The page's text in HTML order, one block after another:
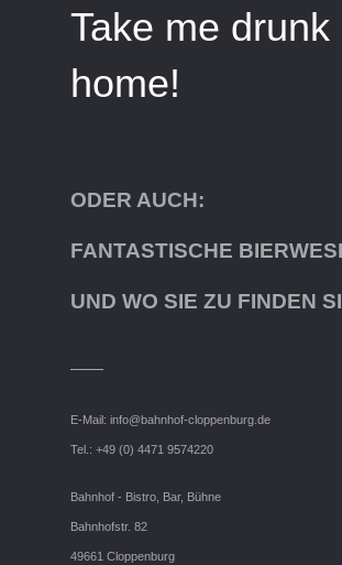
Take me drunk
home!
ODER AUCH:
FANTASTISCHE
UND WO SIE ZU FINDEN
E-Mail: info@bahnhof-cloppenburg.de
Tel.: +49 (0) 4471 9574220
Bahnhof - Bistro, Bar, Bühne
Bahnhofstr. 82
49661 Cloppenburg